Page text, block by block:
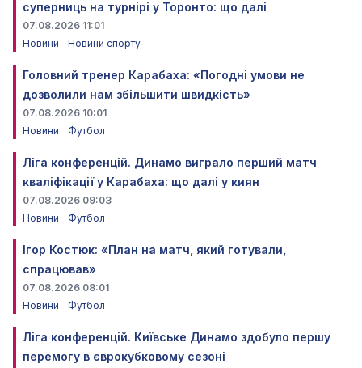
суперниць на турнірі у Торонто: що далі
07.08.2026 11:01
Новини
Новини спорту
Головний тренер Карабаха: «Погодні умови не
дозволили нам збільшити швидкість»
07.08.2026 10:01
Новини
Футбол
Ліга конференцій. Динамо виграло перший матч
кваліфікації у Карабаха: що далі у киян
07.08.2026 09:03
Новини
Футбол
Ігор Костюк: «План на матч, який готували,
спрацював»
07.08.2026 08:01
Новини
Футбол
Ліга конференцій. Київське Динамо здобуло першу
перемогу в єврокубковому сезоні